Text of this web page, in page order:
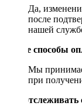
Да,
после
нашей
Какие способы
Мы
при
Как отслеживать